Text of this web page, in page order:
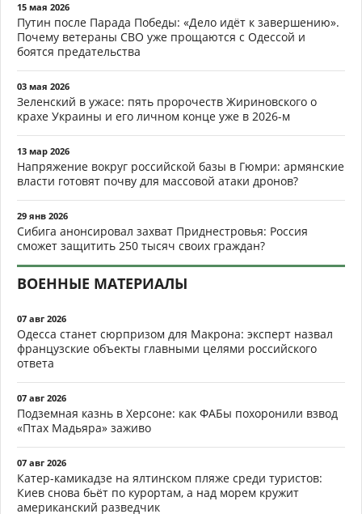
15 мая 2026
Путин после Парада Победы: «Дело идёт к завершению».
Почему ветераны СВО уже прощаются с Одессой и
боятся предательства
03 мая 2026
Зеленский в ужасе: пять пророчеств Жириновского о
крахе Украины и его личном конце уже в 2026-м
13 мар 2026
Напряжение вокруг российской базы в Гюмри: армянские
власти готовят почву для массовой атаки дронов?
29 янв 2026
Сибига анонсировал захват Приднестровья: Россия
сможет защитить 250 тысяч своих граждан?
ВОЕННЫЕ МАТЕРИАЛЫ
07 авг 2026
Одесса станет сюрпризом для Макрона: эксперт назвал
французские объекты главными целями российского
ответа
07 авг 2026
Подземная казнь в Херсоне: как ФАБы похоронили взвод
«Птах Мадьяра» заживо
07 авг 2026
Катер-камикадзе на ялтинском пляже среди туристов:
Киев снова бьёт по курортам, а над морем кружит
американский разведчик